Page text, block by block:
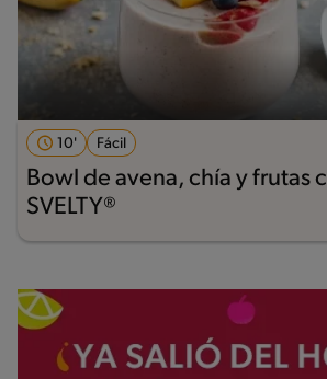
10' Fácil
Bowl de avena, chía y frutas
SVELTY®